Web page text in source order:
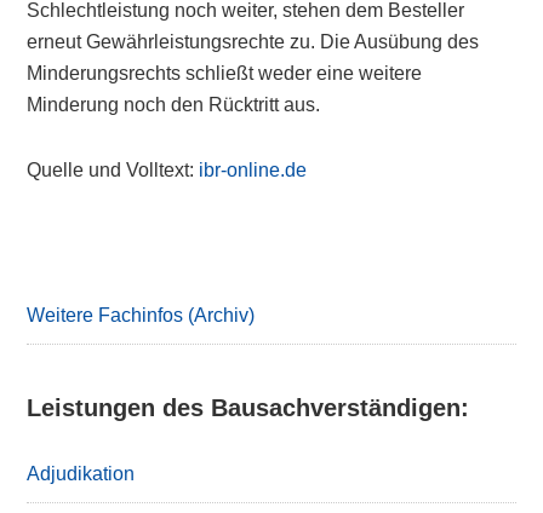
Schlechtleistung noch weiter, stehen dem Besteller
erneut Gewährleistungsrechte zu. Die Ausübung des
Minderungsrechts schließt weder eine weitere
Minderung noch den Rücktritt aus.
Quelle und Volltext: ibr-online.de
Weitere Fachinfos (Archiv)
Leistungen des Bausachverständigen:
Adjudikation